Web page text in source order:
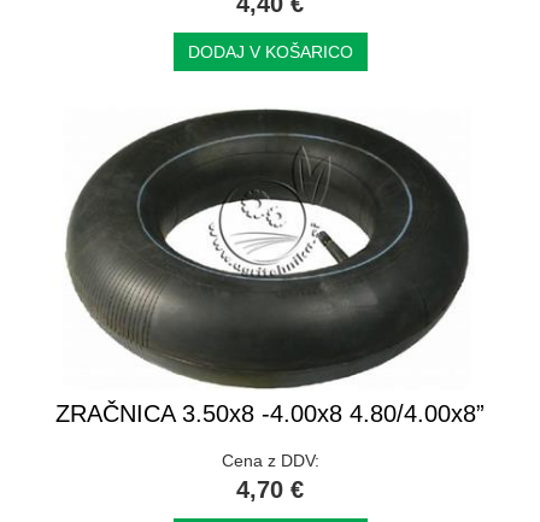
DODAJ V KOŠARICO
ZRAČNICA 3.50x8 -4.00x8 4.80/4.00x8”
Cena z DDV:
4,70 €